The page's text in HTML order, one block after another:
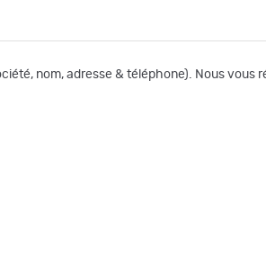
nom, adresse & téléphone). Nous vous